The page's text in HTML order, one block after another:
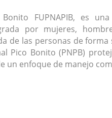
FUPNAPIB, es
por mujeres,
de las personas de forma
Pico Bonito (PNPB)
un enfoque de manejo